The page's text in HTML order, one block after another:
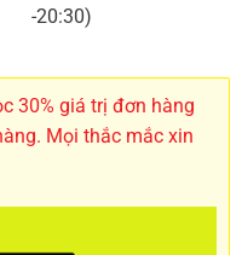
-20:30)
30% giá trị đơn hàng
Mọi thắc mắc xin